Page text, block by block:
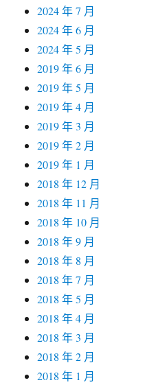
2024 年 7 月
2024 年 6 月
2024 年 5 月
2019 年 6 月
2019 年 5 月
2019 年 4 月
2019 年 3 月
2019 年 2 月
2019 年 1 月
2018 年 12 月
2018 年 11 月
2018 年 10 月
2018 年 9 月
2018 年 8 月
2018 年 7 月
2018 年 5 月
2018 年 4 月
2018 年 3 月
2018 年 2 月
2018 年 1 月